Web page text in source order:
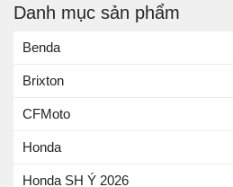
Danh mục sản phẩm
Benda
Brixton
CFMoto
Honda
Honda SH Ý 2026